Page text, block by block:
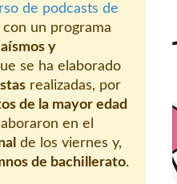
de podcasts de
con un programa
y
se ha elaborado
realizadas, por
de la mayor edad
en el
de los viernes y,
de bachillerato.